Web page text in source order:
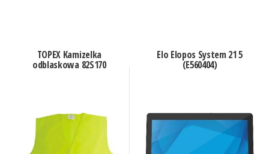
TOPEX Kamizelka
odblaskowa 82S170
Elo Elopos System 21 5
(E560404)